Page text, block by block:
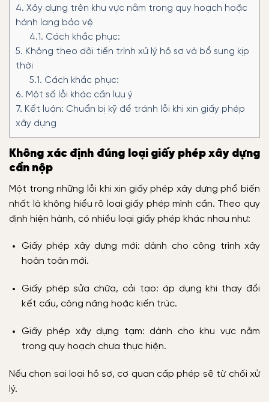
4. Xây dựng trên khu vực nằm trong quy hoạch hoặc
hành lang bảo vệ
4.1. Cách khắc phục:
5. Không theo dõi tiến trình xử lý hồ sơ và bổ sung kịp
thời
5.1. Cách khắc phục:
6. Một số lỗi khác cần lưu ý
7. Kết luận: Chuẩn bị kỹ để tránh lỗi khi xin giấy phép
xây dựng
Không xác định đúng loại giấy phép xây dựng
cần nộp
Một trong những lỗi khi xin giấy phép xây dựng phổ biến
nhất là không hiểu rõ loại giấy phép mình cần. Theo quy
định hiện hành, có nhiều loại giấy phép khác nhau như:
Giấy phép xây dựng mới: dành cho công trình xây
hoàn toàn mới.
Giấy phép sửa chữa, cải tạo: áp dụng khi thay đổi
kết cấu, công năng hoặc kiến trúc.
Giấy phép xây dựng tạm: dành cho khu vực nằm
trong quy hoạch chưa thực hiện.
Nếu chọn sai loại hồ sơ, cơ quan cấp phép sẽ từ chối xử
lý.